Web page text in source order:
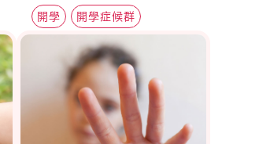
開學 開學症候群
國小一年級學童